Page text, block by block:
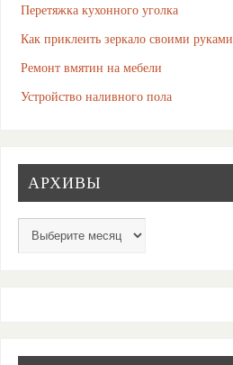
Перетяжка кухонного уголка
Как приклеить зеркало своими руками
Ремонт вмятин на мебели
Устройство наливного пола
АРХИВЫ